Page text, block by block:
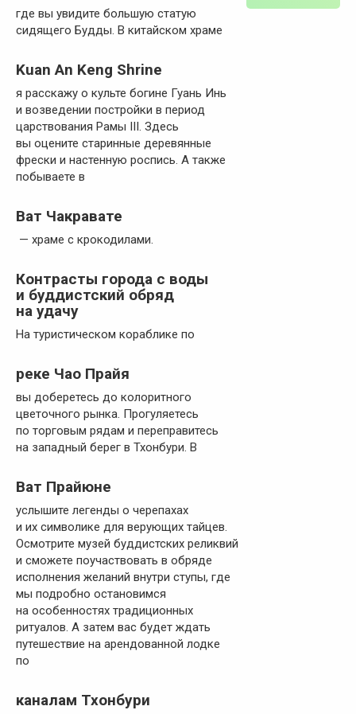
где вы увидите большую статую
сидящего Будды. В китайском храме
Kuan An Keng Shrine
я расскажу о культе богине Гуань Инь
и возведении постройки в период
царствования Рамы III. Здесь
вы оцените старинные деревянные
фрески и настенную роспись. А также
побываете в
Ват Чакравате
— храме с крокодилами.
Контрасты города с воды
и буддистский обряд
на удачу
На туристическом кораблике по
реке Чао Прайя
вы доберетесь до колоритного
цветочного рынка. Прогуляетесь
по торговым рядам и переправитесь
на западный берег в Тхонбури. В
Ват Прайюне
услышите легенды о черепахах
и их символике для верующих тайцев.
Осмотрите музей буддистских реликвий
и сможете поучаствовать в обряде
исполнения желаний внутри ступы, где
мы подробно остановимся
на особенностях традиционных
ритуалов. А затем вас будет ждать
путешествие на арендованной лодке
по
каналам Тхонбури